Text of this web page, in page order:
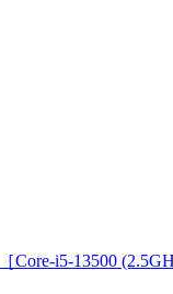
i5-13500